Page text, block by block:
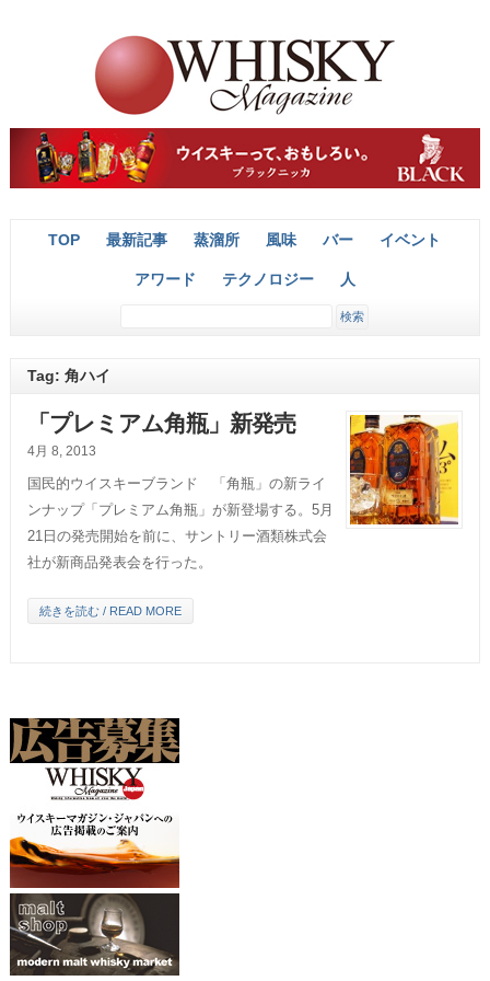
TOP 最新記事 蒸溜所 風味 バー イベント
アワード テクノロジー 人
Tag: 角ハイ
「プレミアム角瓶」新発売
4月 8, 2013
国民的ウイスキーブランド 「角瓶」の新ライ
ンナップ「プレミアム角瓶」が新登場する。5月
21日の発売開始を前に、サントリー酒類株式会
社が新商品発表会を行った。
続きを読む / READ MORE